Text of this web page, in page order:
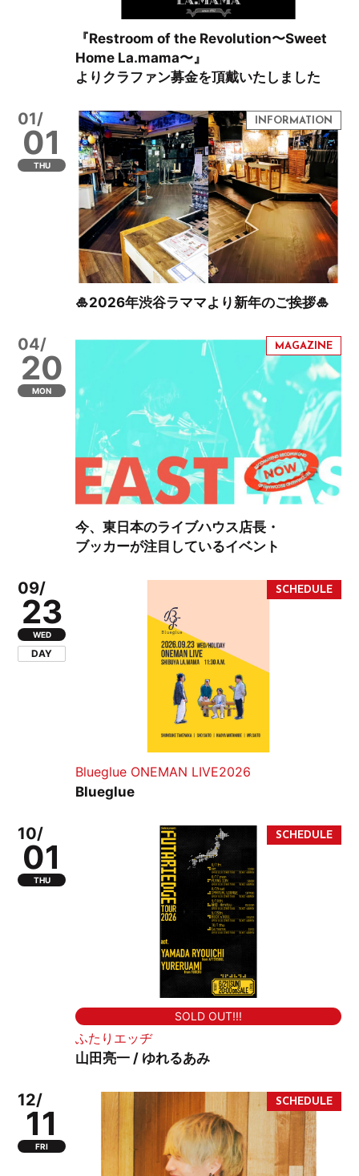
『Restroom of the Revolution〜Sweet
Home La.mama〜』
よりクラファン募金を頂戴いたしました
01/
01
THU
🎍2026年渋谷ラママより新年のご挨拶🎍
04/
20
MON
今、東日本のライブハウス店長・
ブッカーが注目しているイベント
09/
23
WED
DAY
Blueglue ONEMAN LIVE2026
Blueglue
10/
01
THU
SOLD OUT!!!
ふたりエッヂ
山田亮一 / ゆれるあみ
12/
11
FRI